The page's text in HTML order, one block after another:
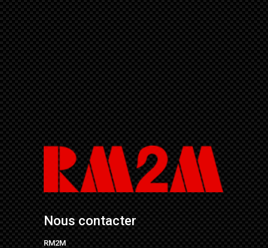
Nous contacter
RM2M